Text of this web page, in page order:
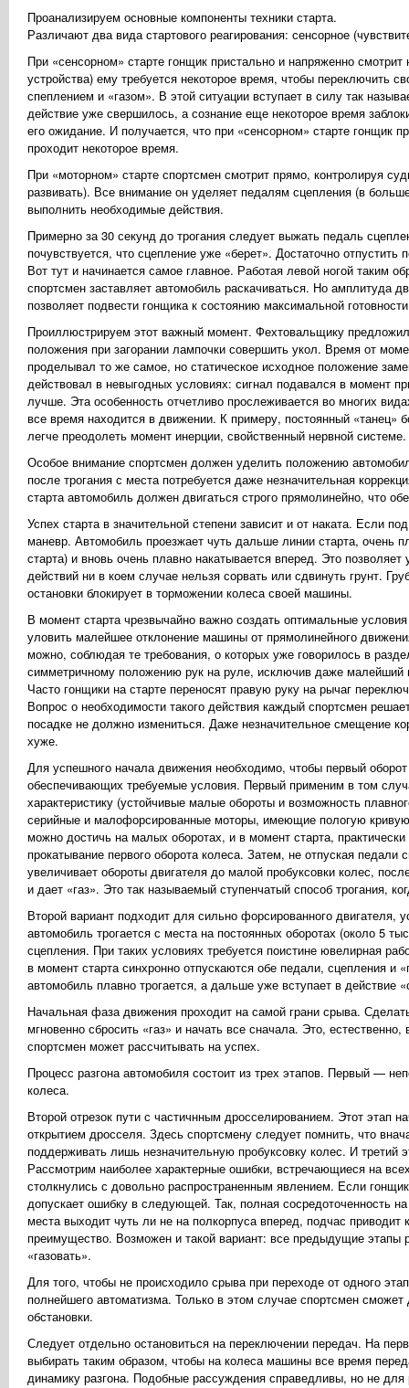
Проанализируем основные компоненты техники старта.
Различают два вида стартового реагирования: сенсорное
При «сенсорном» старте гонщик пристально и напряженно
устройства) ему требуется некоторое время, чтобы переключить
спеплением и «газом». В этой ситуации вступает в силу так
действие уже свершилось, а сознание еще некоторое время
его ожидание. И получается, что при «сенсорном» старте гонщик
проходит некоторое время.
При «моторном» старте спортсмен смотрит прямо, контролируя
развивать). Все внимание он уделяет педалям сцепления (в
выполнить необходимые действия.
Примерно за 30 секунд до трогания следует выжать педаль
почувствуется, что сцепление уже «берет». Достаточно
Вот тут и начинается самое главное. Работая левой ногой таким
спортсмен заставляет автомобиль раскачиваться. Но амплитуда
позволяет подвести гонщика к состоянию максимальной
Проиллюстрируем этот важный момент. Фехтовальщику
положения при загорании лампочки совершить укол. Время от
проделывал то же самое, но статическое исходное положение
действовал в невыгодных условиях: сигнал подавался в момент
лучше. Эта особенность отчетливо прослеживается во многих
все время находится в движении. К примеру, постоянный «танец»
легче преодолеть момент инерции, свойственный нервной системе.
Особое внимание спортсмен должен уделить положению
после трогания с места потребуется даже незначительная
старта автомобиль должен двигаться строго прямолинейно, что
Успех старта в значительной степени зависит и от наката. Если
маневр. Автомобиль проезжает чуть дальше линии старта, очень
старта) и вновь очень плавно накатывается вперед. Это
действий ни в коем случае нельзя сорвать или сдвинуть грунт.
остановки блокирует в торможении колеса своей машины.
В момент старта чрезвычайно важно создать оптимальные
уловить малейшее отклонение машины от прямолинейного
можно, соблюдая те требования, о которых уже говорилось в
симметричному положению рук на руле, исключив даже малейший
Часто гонщики на старте переносят правую руку на рычаг
Вопрос о необходимости такого действия каждый спортсмен
посадке не должно измениться. Даже незначительное смещение
хуже.
Для успешного начала движения необходимо, чтобы первый
обеспечивающих требуемые условия. Первый применим в том
характеристику (устойчивые малые обороты и возможность
серийные и малофорсированные моторы, имеющие пологую
можно достичь на малых оборотах, и в момент старта,
прокатывание первого оборота колеса. Затем, не отпуская
увеличивает обороты двигателя до малой пробуксовки колес,
и дает «газ». Это так называемый ступенчатый способ трогания,
Второй вариант подходит для сильно форсированного двигателя,
автомобиль трогается с места на постоянных оборотах (около 5
сцепления. При таких условиях требуется поистине ювелирная
в момент старта синхронно отпускаются обе педали, сцепления
автомобиль плавно трогается, а дальше уже вступает в действие
Начальная фаза движения проходит на самой грани срыва.
мгновенно сбросить «газ» и начать все сначала. Это,
спортсмен может рассчитывать на успех.
Процесс разгона автомобиля состоит из трех этапов. Первый —
колеса.
Второй отрезок пути с частичнным дросселированием. Этот этап
открытием дросселя. Здесь спортсмену следует помнить, что
поддерживать лишь незначительную пробуксовку колес. И
Рассмотрим наиболее характерные ошибки, встречающиеся на
столкнулись с довольно распространенным явлением. Если
допускает ошибку в следующей. Так, полная сосредоточенность
места выходит чуть ли не на полкорпуса вперед, подчас приводит
преимущество. Возможен и такой вариант: все предыдущие
«газовать».
Для того, чтобы не происходило срыва при переходе от одного
полнейшего автоматизма. Только в этом случае спортсмен
обстановки.
Следует отдельно остановиться на переключении передач. На
выбирать таким образом, чтобы на колеса машины все время
динамику разгона. Подобные рассуждения справедливы, но не